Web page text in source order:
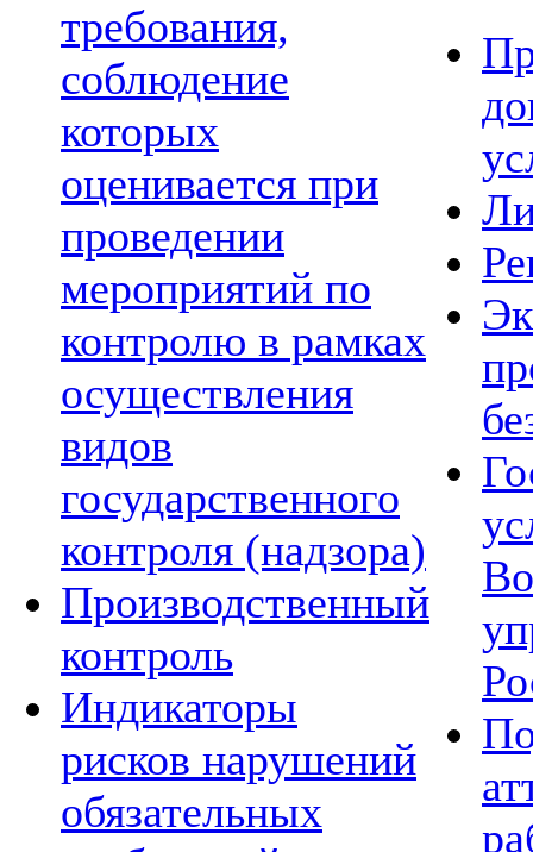
требования,
соблюдение
которых
оценивается при
проведении
мероприятий по
контролю в рамках
осуществления
видов
государственного
контроля (надзора)
Производственный
контроль
Индикаторы
рисков нарушений
обязательных